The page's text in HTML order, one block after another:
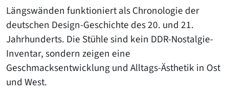
Längswänden funktioniert als Chronologie der
deutschen Design-Geschichte des 20. und 21.
Jahrhunderts. Die Stühle sind kein DDR-Nostalgie-
Inventar, sondern zeigen eine
Geschmacksentwicklung und Alltags-Ästhetik in Ost
und West.